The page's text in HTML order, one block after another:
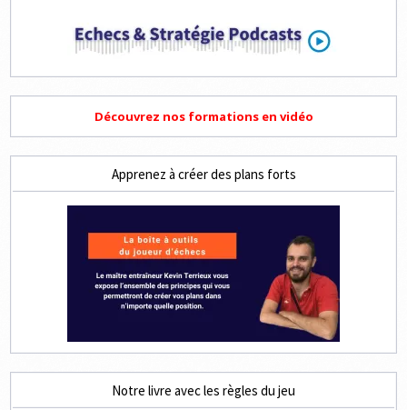
Découvrez nos formations en vidéo
Apprenez à créer des plans forts
Notre livre avec les règles du jeu